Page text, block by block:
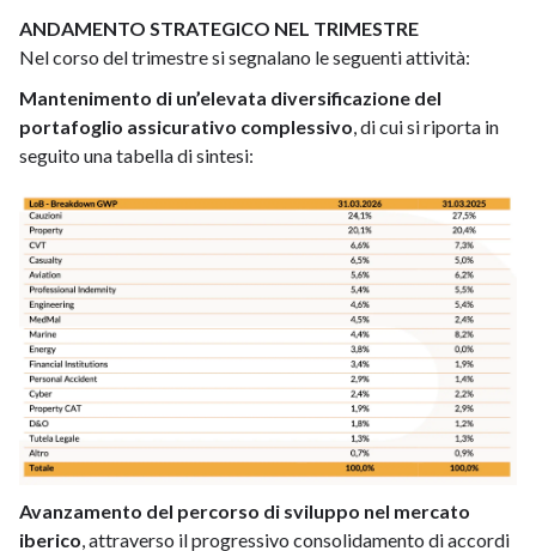
ANDAMENTO STRATEGICO NEL TRIMESTRE
Nel corso del trimestre si segnalano le seguenti attività:
Mantenimento di un’elevata diversificazione del
portafoglio assicurativo complessivo, di cui si riporta in
seguito una tabella di sintesi:
Avanzamento del percorso di sviluppo nel mercato
iberico, attraverso il progressivo consolidamento di accordi